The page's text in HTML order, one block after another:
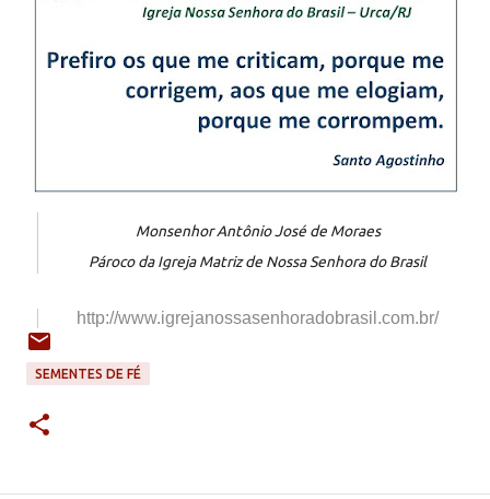
Monsenhor Antônio José de Moraes
Pároco da Igreja Matriz de Nossa Senhora do Brasil
http://www.igrejanossasenhoradobrasil.com.br/
SEMENTES DE FÉ